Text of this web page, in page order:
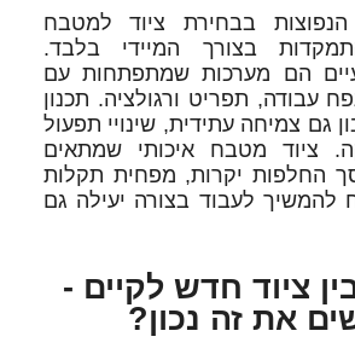
בבחירת ציוד למטבח
בצורך המיידי בלבד.
הם מערכות שמתפתחות עם
עבודה, תפריט ורגולציה. תכנון
גם צמיחה עתידית, שינויי תפעול
ציוד מטבח איכותי שמתאים
החלפות יקרות, מפחית תקלות
לעבוד בצורה יעילה גם
ציוד חדש לקיים -
את זה נכון?